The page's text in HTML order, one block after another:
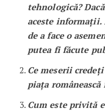
tehnologică?
aceste informații.
de a face o
putea fi făcute
Ce meserii
piața
Cum este privită